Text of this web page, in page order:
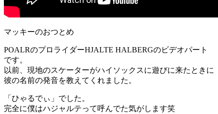
マッキーのおつとめ
POALRのプロライダーHJALTE HALBERGのビデオパート
です。
以前、現地のスケーターがハイソックスに遊びに来たときに
彼の名前の発音を教えてくれました。
「ひゃるでぃ」でした。
完全に僕はハジャルテって呼んでた気がします笑